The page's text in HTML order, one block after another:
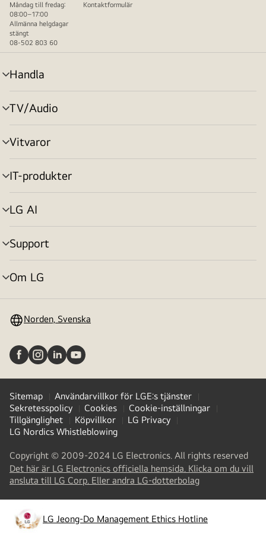
Måndag till fredag:
08:00–17:00
Allmänna helgdagar
stängt
08-502 803 60
Kontaktformulär
Handla
menyväxling
TV/Audio
menyväxling
Vitvaror
menyväxling
IT-produkter
menyväxling
LG AI
menyväxling
Support
menyväxling
Om LG
menyväxling
Norden, Svenska
Sitemap
Användarvillkor för LGE:s tjänster
Sekretesspolicy
Cookies
Cookie-inställningar
Tillgänglighet
Köpvillkor
LG Privacy
LG Nordics Whistleblowing
Copyright © 2009-2024 LG Electronics. All rights reserved
Det här är LG Electronics officiella hemsida. Klicka om du vill
ansluta till LG Corp. Eller andra LG-dotterbolag(
a
new
tab
LG Jeong-Do Management Ethics Hotline
opens